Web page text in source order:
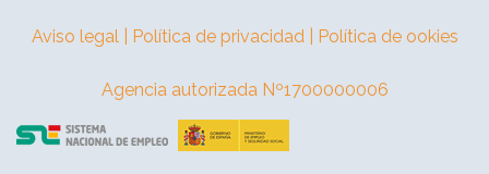
Aviso legal | Política de privacidad | Política de ookies
Agencia autorizada Nº1700000006